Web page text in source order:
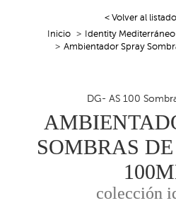
< Volver al
Inicio
Identity Mediterráneo
Ambientador Spray
DG- AS 100
SOMBRAS
colección